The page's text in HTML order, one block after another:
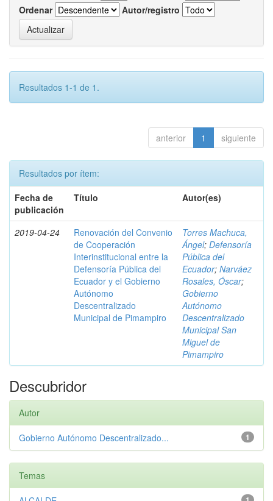
Ordenar
Autor/registro
Resultados 1-1 de 1.
anterior 1 siguiente
Resultados por ítem:
Fecha de
publicación
Título Autor(es)
2019-04-24
Renovación del Convenio
de Cooperación
Interinstitucional entre la
Defensoría Pública del
Ecuador y el Gobierno
Autónomo
Descentralizado
Municipal de Pimampiro
Torres Machuca,
Ángel; Defensoría
Pública del
Ecuador; Narváez
Rosales, Óscar;
Gobierno
Autónomo
Descentralizado
Municipal San
Miguel de
Pimampiro
Descubridor
Autor
1
Gobierno Autónomo Descentralizado...
Temas